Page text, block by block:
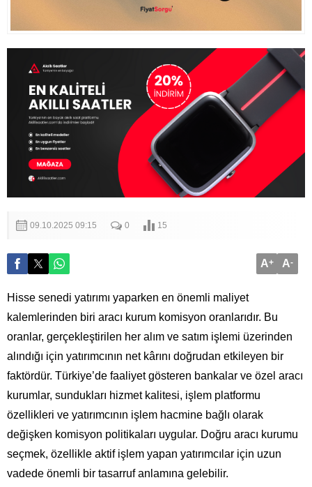
09.10.2025 09:15 0 15
A+ A-
Hisse senedi yatırımı yaparken en önemli maliyet
kalemlerinden biri aracı kurum komisyon oranlarıdır. Bu
oranlar, gerçekleştirilen her alım ve satım işlemi üzerinden
alındığı için yatırımcının net kârını doğrudan etkileyen bir
faktördür. Türkiye’de faaliyet gösteren bankalar ve özel aracı
kurumlar, sundukları hizmet kalitesi, işlem platformu
özellikleri ve yatırımcının işlem hacmine bağlı olarak
değişken komisyon politikaları uygular. Doğru aracı kurumu
seçmek, özellikle aktif işlem yapan yatırımcılar için uzun
vadede önemli bir tasarruf anlamına gelebilir.